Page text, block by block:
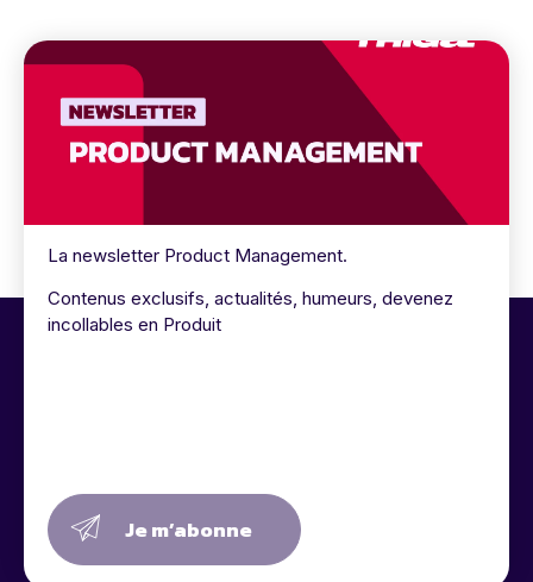
La newsletter Product Management.
Contenus exclusifs, actualités, humeurs, devenez
incollables en Produit
Je m’abonne